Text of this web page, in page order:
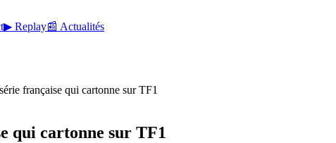
▶ Replay📰 Actualités
française qui cartonne sur TF1
qui cartonne sur TF1